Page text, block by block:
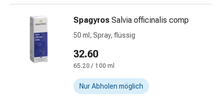
Warzen
Fusspilz
Narbenbehandlung
Trockene
Spagyros Salvia officinalis comp
50 ml, Spray, flüssig
32.60
65.20 / 100 ml
Nur Abholen möglich